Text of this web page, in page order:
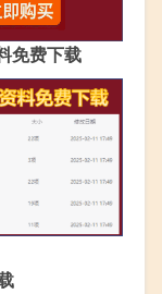
免费下载